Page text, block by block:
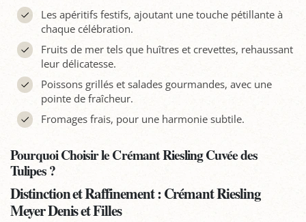
Les apéritifs festifs, ajoutant une touche pétillante à
chaque célébration.
Fruits de mer tels que huîtres et crevettes, rehaussant
leur délicatesse.
Poissons grillés et salades gourmandes, avec une
pointe de fraîcheur.
Fromages frais, pour une harmonie subtile.
Pourquoi Choisir le Crémant Riesling Cuvée des
Tulipes ?
Distinction et Raffinement : Crémant Riesling
Meyer Denis et Filles